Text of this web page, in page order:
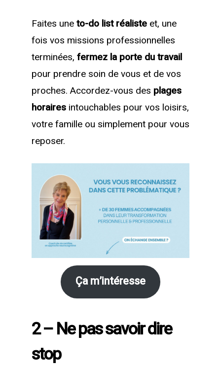
Faites uneto-do list réaliste et, une
fois vos missions professionnelles
terminées, fermez la porte du travail
pour prendre soin de vous et de vos
proches. Accordez-vous des plages
horaires intouchables pour vos loisirs,
votre famille ou simplement pour vous
reposer.
Ça m’intéresse
2 – Ne pas savoir dire
stop